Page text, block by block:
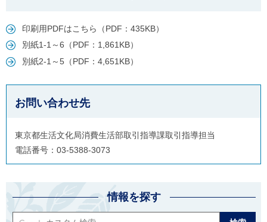
印刷用PDFはこちら（PDF：435KB）
別紙1-1～6（PDF：1,861KB）
別紙2-1～5（PDF：4,651KB）
お問い合わせ先
東京都生活文化局消費生活部取引指導課取引指導担当
電話番号：03-5388-3073
情報を探す